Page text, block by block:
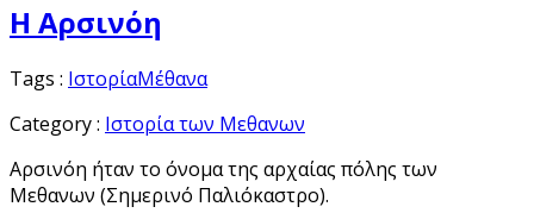
Η Αρσινόη
Tags : ΙστορίαΜέθανα
Category : Ιστορία των Μεθανων
Αρσινόη ήταν το όνομα της αρχαίας πόλης των
Μεθανων (Σημερινό Παλιόκαστρο).